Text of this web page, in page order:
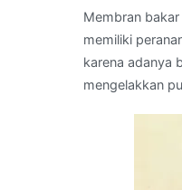
Membran
memiliki
karena adanya
mengelakkan